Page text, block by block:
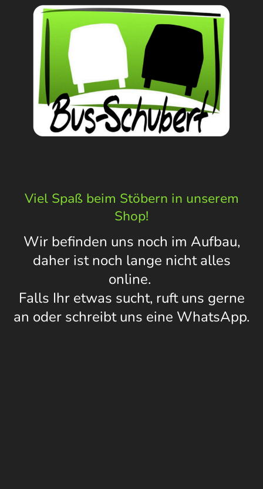
Viel Spaß beim Stöbern in unserem
Shop!
Wir befinden uns noch im Aufbau,
daher ist noch lange nicht alles
online.
Falls Ihr etwas sucht, ruft uns gerne
an oder schreibt uns eine WhatsApp.